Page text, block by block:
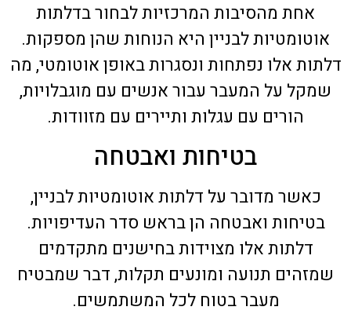
אחת מהסיבות המרכזיות לבחור בדלתות
אוטומטיות לבניין היא הנוחות שהן מספקות.
דלתות אלו נפתחות ונסגרות באופן אוטומטי, מה
שמקל על המעבר עבור אנשים עם מוגבלויות,
הורים עם עגלות ותיירים עם מזוודות.
בטיחות ואבטחה
כאשר מדובר על דלתות אוטומטיות לבניין,
בטיחות ואבטחה הן בראש סדר העדיפויות.
דלתות אלו מצוידות בחישנים מתקדמים
שמזהים תנועה ומונעים תקלות, דבר שמבטיח
מעבר בטוח לכל המשתמשים.